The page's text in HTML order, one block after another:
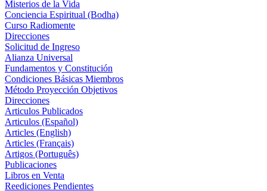
Misterios de la Vida
Conciencia Espiritual (Bodha)
Curso Radiomente
Direcciones
Solicitud de Ingreso
Alianza Universal
Fundamentos y Constitución
Condiciones Básicas Miembros
Método Proyección Objetivos
Direcciones
Articulos Publicados
Articulos (Español)
Articles (English)
Articles (Français)
Artigos (Português)
Publicaciones
Libros en Venta
Reediciones Pendientes